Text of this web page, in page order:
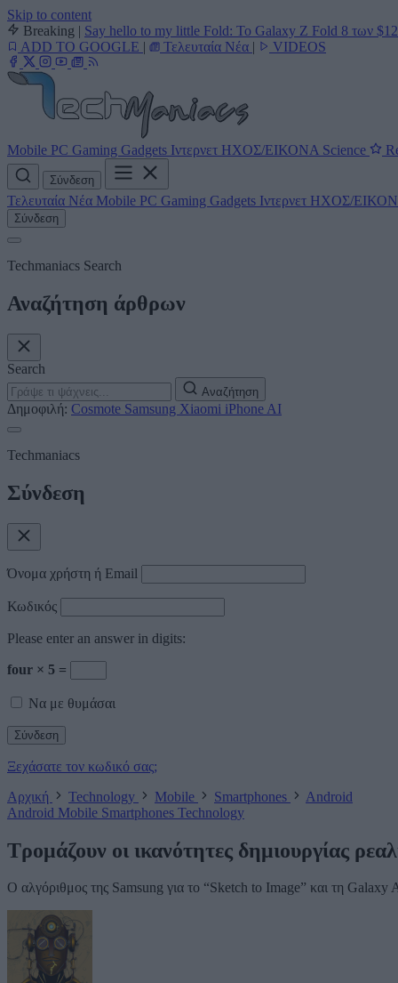
Skip to content
Breaking | Say hello to my little Fold: Το Galaxy Z Fold 8 των
ADD TO GOOGLE | Τελευταία Νέα | VIDEOS
Mobile PC Gaming Gadgets Ιντερνετ ΗΧΟΣ/ΕΙΚΟΝΑ Science
Σύνδεση
Τελευταία Νέα Mobile PC Gaming Gadgets Ιντερνετ ΗΧΟΣ/
Σύνδεση
Techmaniacs Search
Αναζήτηση άρθρων
Search
Αναζήτηση
Δημοφιλή: Cosmote Samsung Xiaomi iPhone AI
Techmaniacs
Σύνδεση
Όνομα χρήστη ή Email
Κωδικός
Please enter an answer in digits:
four × 5 =
Να με θυμάσαι
Ξεχάσατε τον κωδικό σας;
Αρχική
Technology Mobile Smartphones
Android
Android Mobile Smartphones Technology
Τρομάζουν οι ικανότητες δημιουργίας
Ο αλγόριθμος της Samsung για το “Sketch to Image” και τη Galaxy